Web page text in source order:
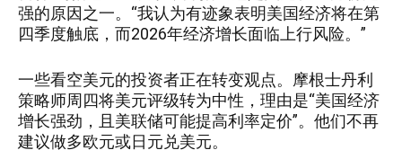
强的原因之一。“我认为有迹象表明美国经济将在第
四季度触底，而2026年经济增长面临上行风险。”
一些看空美元的投资者正在转变观点。摩根士丹利
策略师周四将美元评级转为中性，理由是“美国经济
增长强劲，且美联储可能提高利率定价”。他们不再
建议做多欧元或日元兑美元。